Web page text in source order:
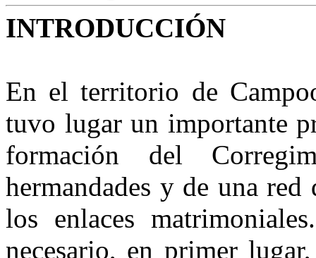
INTRODUCCIÓN
En el territorio de
tuvo lugar un importante
formación del
hermandades y de una
los enlaces
necesario, en primer